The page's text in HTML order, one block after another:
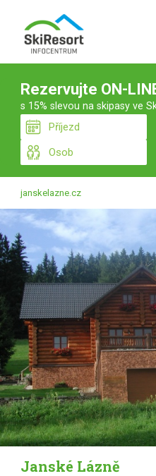
Rezervujte ON-
s 15% slevou na skipasy ve
janskelazne.cz
Janské Lázně